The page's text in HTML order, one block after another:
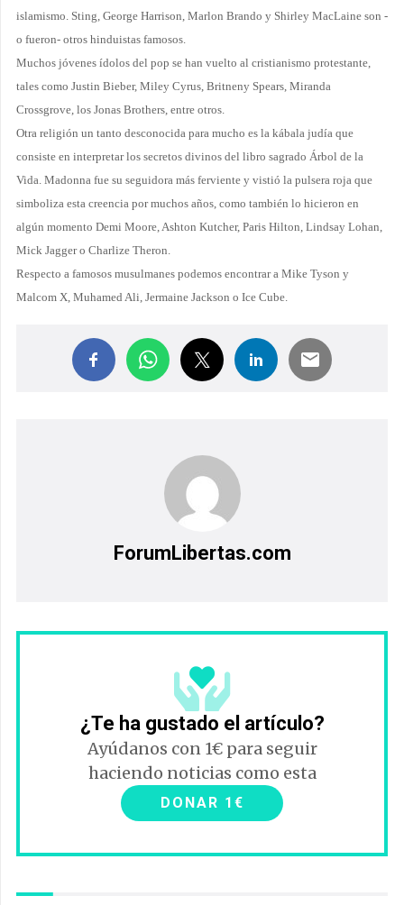
islamismo. Sting, George Harrison, Marlon Brando y Shirley MacLaine son -
o fueron- otros hinduistas famosos.
Muchos jóvenes ídolos del pop se han vuelto al cristianismo protestante,
tales como Justin Bieber, Miley Cyrus, Britneny Spears, Miranda
Crossgrove, los Jonas Brothers, entre otros.
Otra religión un tanto desconocida para mucho es la kábala judía que
consiste en interpretar los secretos divinos del libro sagrado Árbol de la
Vida. Madonna fue su seguidora más ferviente y vistió la pulsera roja que
simboliza esta creencia por muchos años, como también lo hicieron en
algún momento Demi Moore, Ashton Kutcher, Paris Hilton, Lindsay Lohan,
Mick Jagger o Charlize Theron.
Respecto a famosos musulmanes podemos encontrar a Mike Tyson y
Malcom X, Muhamed Ali, Jermaine Jackson o Ice Cube.
ForumLibertas.com
¿Te ha gustado el artículo?
Ayúdanos con 1€ para seguir
haciendo noticias como esta
DONAR 1€